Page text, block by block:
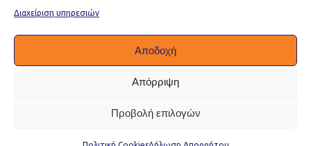
Διαχείριση υπηρεσιών
Αποδοχή
Απόρριψη
Προβολή επιλογών
Πολιτική Προστασίας Δεδομένων |